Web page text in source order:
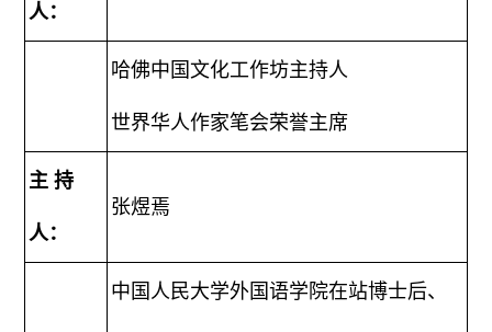
人：
哈佛中国文化工作坊主持人
世界华人作家笔会荣誉主席
主 持
人：
张煜焉
中国人民大学外国语学院在站博士后、